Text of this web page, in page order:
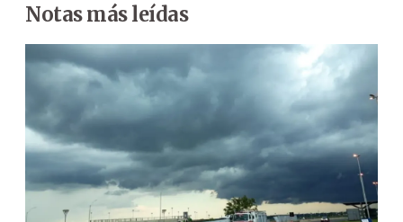
Notas más leídas